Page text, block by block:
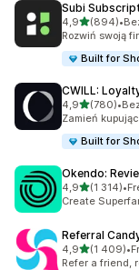
Subi
4,9na 5(894)
Łączna liczba
•
Rozwiń swoją
Built for
CWILL:
4,9na 5(780)
Łączna liczba
•
Zamień
Built for
Okendo:
4,9na 5(1 314)
Łączna liczba
•
Create
Referral
4,9na 5(1 409)
Łączna liczba•
Refer a friend,